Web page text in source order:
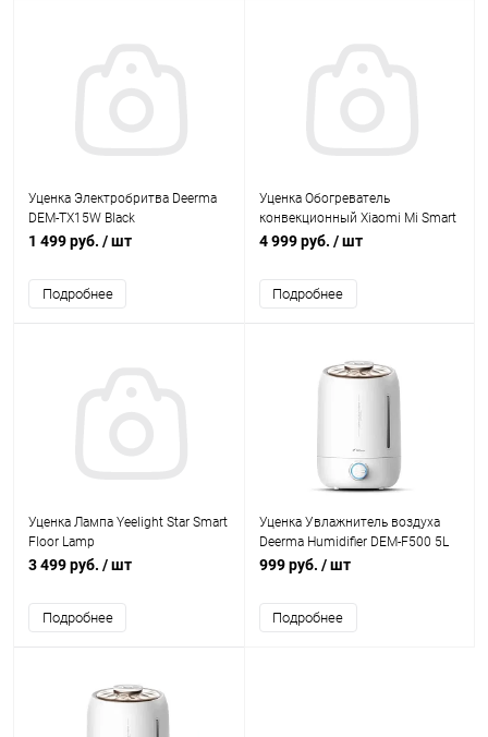
Уценка Электробритва Deerma
DEM-TX15W Black
1 499 руб. / шт
Подробнее
Уценка Обогреватель
конвекционный Xiaomi Mi Smart
Space Heater S гарантия 3м
4 999 руб. / шт
Подробнее
Уценка Лампа Yeelight Star Smart
Floor Lamp
3 499 руб. / шт
Подробнее
Уценка Увлажнитель воздуха
Deerma Humidifier DEM-F500 5L
белый без гарантии
999 руб. / шт
Подробнее